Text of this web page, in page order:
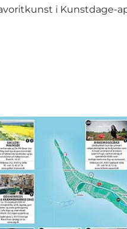
i Kunstdage-